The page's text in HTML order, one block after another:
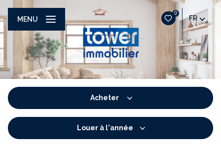
0
FR
MENU
Acheter
De l'immo pro
Louer à l'année